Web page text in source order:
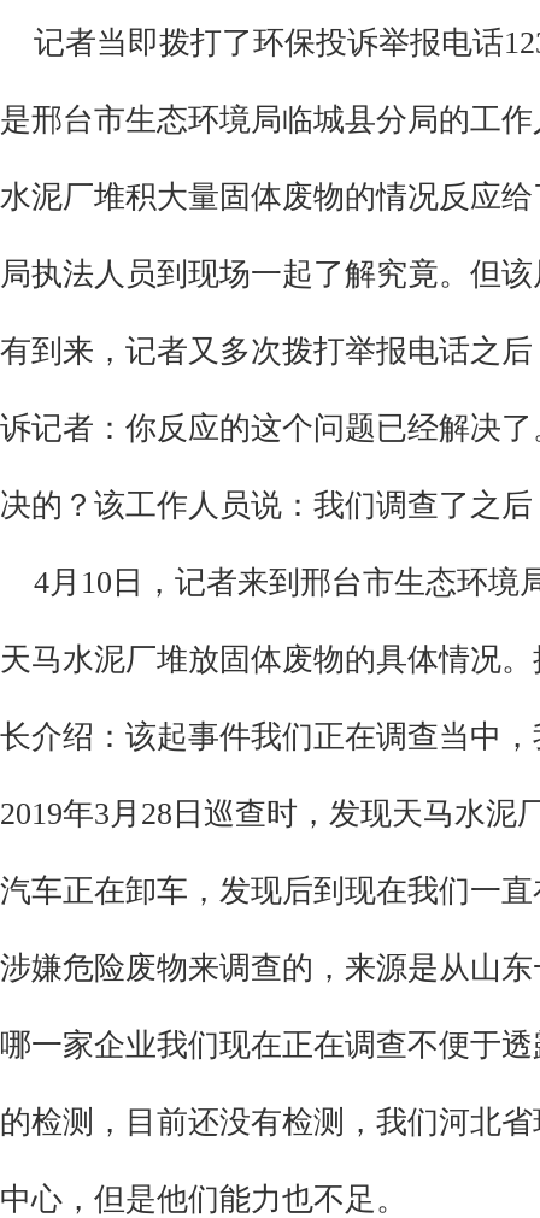
记者当即拨打了环保投诉举报电话
是邢台市生态环境局临城县分局的工
水泥厂堆积大量固体废物的情况反应
局执法人员到现场一起了解究竟。但
有到来，记者又多次拨打举报电话之
诉记者：你反应的这个问题已经解决
决的？该工作人员说：我们调查了之
4月10日，记者来到邢台市生态环境
天马水泥厂堆放固体废物的具体情况
长介绍： 该起事件我们正在调查当中
2019年3月28日巡查时，发现天马水泥
汽车正在卸车，发现后到现在我们一
涉嫌危险废物来调查的，来源是从山
哪一家企业我们现在正在调查不便于
的检测，目前还没有检测，我们河北
中心，但是他们能力也不足。